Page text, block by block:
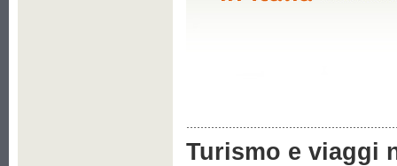
Turismo e viaggi